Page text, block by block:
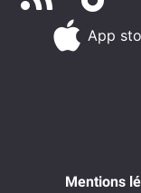
App
Mentions